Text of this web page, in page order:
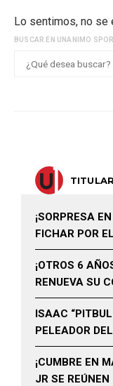
Lo sentimos, no se
BUSCAR EN UNANIMO
¡SORPRESA
FICHAR POR
¡OTROS 6
RENUEVA SU
ISAAC
PELEADOR
¡CUMBRE EN
JR SE REÚNEN